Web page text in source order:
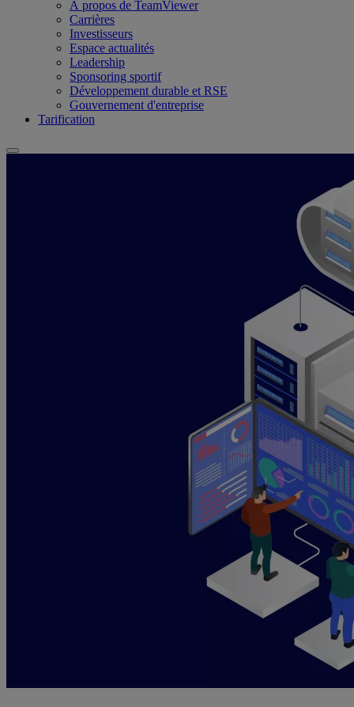
À propos de TeamViewer
Carrières
Investisseurs
Espace actualités
Leadership
Sponsoring sportif
Développement durable et RSE
Gouvernement d'entreprise
Tarification